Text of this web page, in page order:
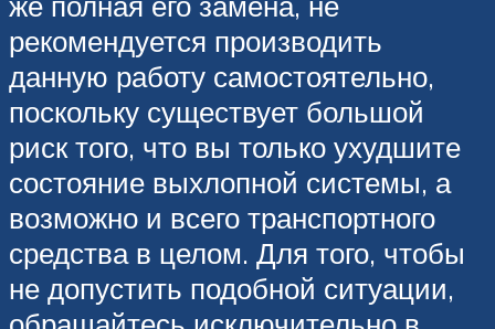
рекомендуется производить
данную работу самостоятельно,
поскольку существует большой
риск того, что вы только ухудшите
состояние выхлопной системы, а
возможно и всего транспортного
средства в целом. Для того, чтобы
не допустить подобной ситуации,